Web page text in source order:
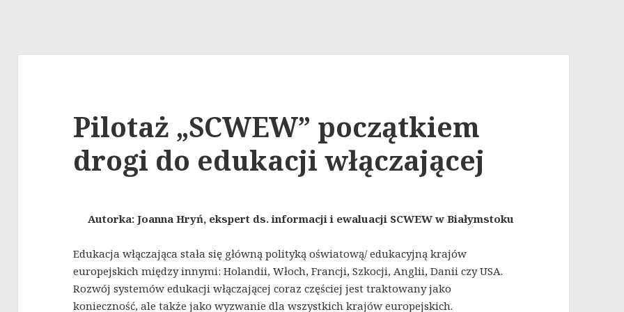
Pilotaż „SCWEW” początkiem
drogi do edukacji włączającej
Autorka: Joanna Hryń, ekspert ds. informacji i ewaluacji SCWEW w Białymstoku
Edukacja włączająca stała się główną polityką oświatową/ edukacyjną krajów
europejskich między innymi: Holandii, Włoch, Francji, Szkocji, Anglii, Danii czy USA.
Rozwój systemów edukacji włączającej coraz częściej jest traktowany jako
konieczność, ale także jako wyzwanie dla wszystkich krajów europejskich.